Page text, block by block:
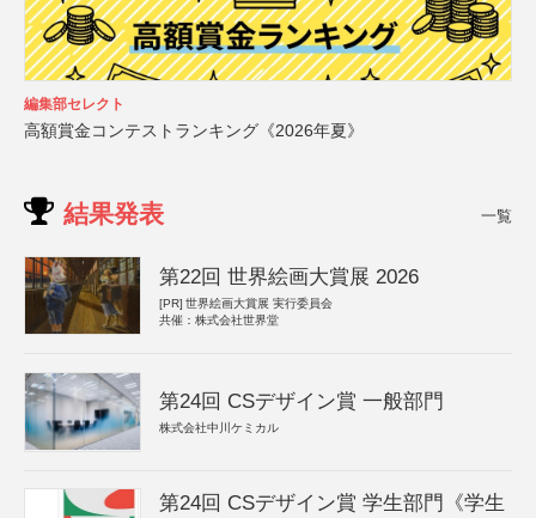
編集部セレクト
高額賞金コンテストランキング《2026年夏》
結果発表 一覧
第22回 世界絵画大賞展 2026
[PR] 世界絵画大賞展 実行委員会
共催：株式会社世界堂
第24回 CSデザイン賞 一般部門
株式会社中川ケミカル
第24回 CSデザイン賞 学生部門《学生